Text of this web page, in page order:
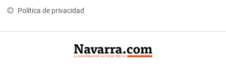
Política de privacidad